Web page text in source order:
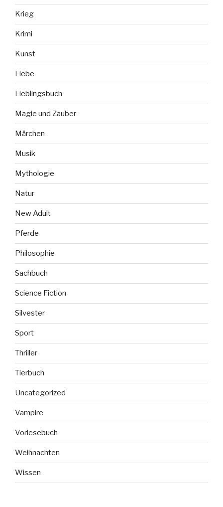
Krieg
Krimi
Kunst
Liebe
Lieblingsbuch
Magie und Zauber
Märchen
Musik
Mythologie
Natur
New Adult
Pferde
Philosophie
Sachbuch
Science Fiction
Silvester
Sport
Thriller
Tierbuch
Uncategorized
Vampire
Vorlesebuch
Weihnachten
Wissen